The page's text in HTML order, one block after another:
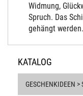
Widmung,
Spruch. Das
gehängt
KATALOG
GESCHENKIDEEN